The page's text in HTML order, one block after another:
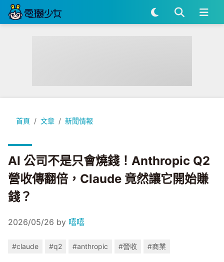
首頁 文章 新聞情報
AI 公司不是只會燒錢！Anthropic Q2 營收傳翻倍，Claude 竟
AI 公司不是只會燒錢！Anthropic Q2
營收傳翻倍，Claude 竟然讓它開始賺
錢？
2026/05/26 by 嘻嘻
#claude #q2 #anthropic #營收 #商業